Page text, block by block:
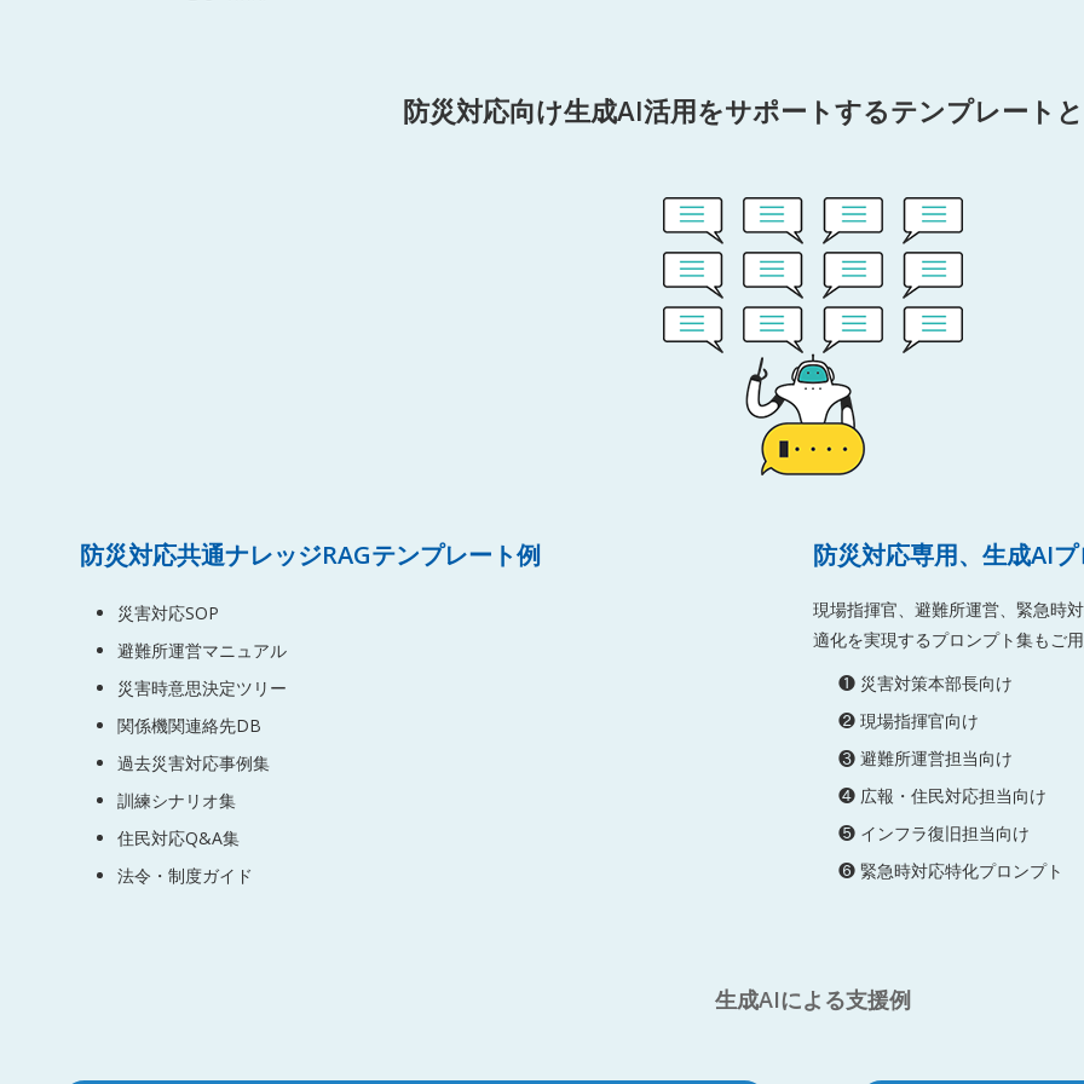
防災対応向け生成AI活用をサポートするテンプレート
防災対応共通ナレッジRAGテンプレート例
災害対応SOP
避難所運営マニュアル
災害時意思決定ツリー
関係機関連絡先DB
過去災害対応事例集
訓練シナリオ集
住民対応Q&A集
法令・制度ガイド
防災対応専用、生成AI
現場指揮官、避難所運営、緊急時
適化を実現するプロンプト集もご用
❶ 災害対策本部長向け
❷ 現場指揮官向け
❸ 避難所運営担当向け
❹ 広報・住民対応担当向け
❺ インフラ復旧担当向け
❻ 緊急時対応特化プロンプト
生成AIによる支援例